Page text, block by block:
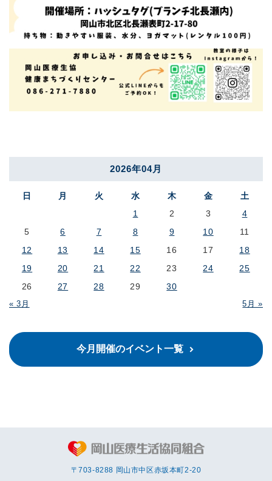
2026年04月
日 月 火 水 木 金 土
« 3月 5月 »
1 2 3
4
5
6 7 8 9 10
11
12
13 14 15 16 17
18
19
20 21 22 23 24
25
26
27 28 29 30
今月開催のイベント一覧
〒703-8288 岡⼭市中区赤坂本町2-20